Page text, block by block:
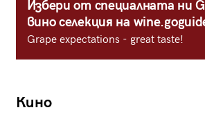
Избери от специалната ни
вино селекция на
Grape expectations - great taste!
Кино